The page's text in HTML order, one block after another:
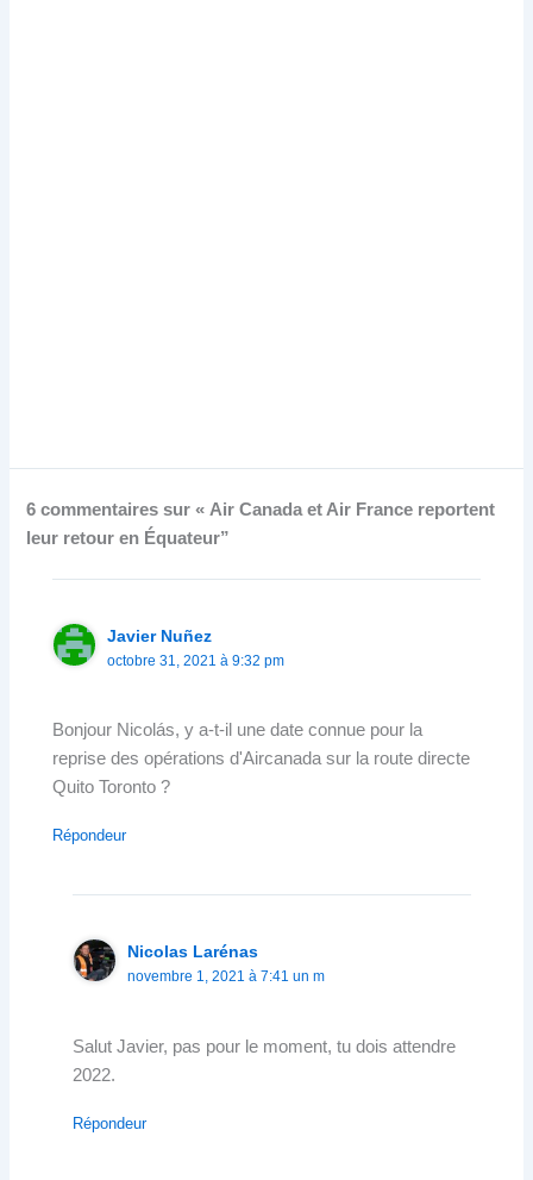
6 commentaires sur « Air Canada et Air France reportent
leur retour en Équateur”
Javier Nuñez
octobre 31, 2021 à 9:32 pm
Bonjour Nicolás, y a-t-il une date connue pour la
reprise des opérations d'Aircanada sur la route directe
Quito Toronto ?
Répondeur
Nicolas Larénas
novembre 1, 2021 à 7:41 un m
Salut Javier, pas pour le moment, tu dois attendre
2022.
Répondeur